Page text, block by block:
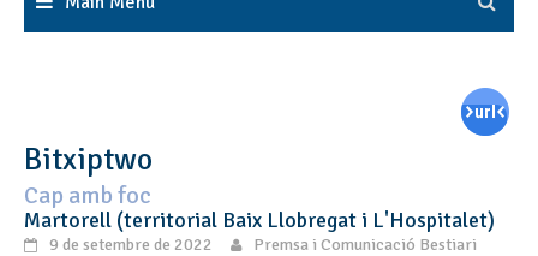
Bitxiptwo
Cap amb foc
Martorell (territorial Baix Llobregat i L'Hospitalet)
9 de setembre de 2022 Premsa i Comunicació Bestiari